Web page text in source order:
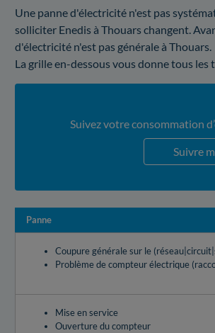
Une panne d'électricité n'est pas
solliciter Enedis à Thouars changent.
d'électricité n'est pas générale à Thouars.
La grille en-dessous vous donne tous les
Suivez votre consommation
Suivre
Panne
Coupure générale sur le
Problème de compteur électrique
Mise en service
Ouverture du compteur